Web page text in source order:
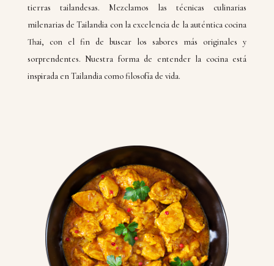
tierras tailandesas. Mezclamos las técnicas culinarias
milenarias de Tailandia con la excelencia de la auténtica cocina
Thai, con el fin de buscar los sabores más originales y
sorprendentes. Nuestra forma de entender la cocina está
inspirada en Tailandia como filosofía de vida.
Nuestro equipo está compuesto al 100% por
cocineros de Tailandia. Queremos que su
experiencia sea auténtica y fiel al estilo de vida